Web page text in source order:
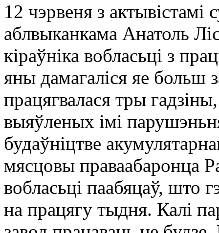
12 чэрвеня з
аблвыканкама Анатоль
кіраўніка вобласьці з
яны дамагаліся яе больш
працягвалася тры
выяўленых імі
будаўніцтве
мясцовы праваабаронца
вобласьці паабяцаў, што
на працягу тыдня. Калі